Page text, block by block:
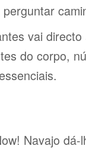
perguntar
vai
do corpo,
Navajo